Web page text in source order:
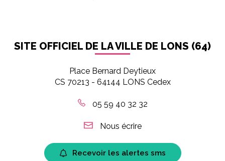
SITE OFFICIEL DE LA VILLE DE LONS (64)
Place Bernard Deytieux
CS 70213 - 64144 LONS Cedex
05 59 40 32 32
Nous écrire
Recevoir les alertes sms